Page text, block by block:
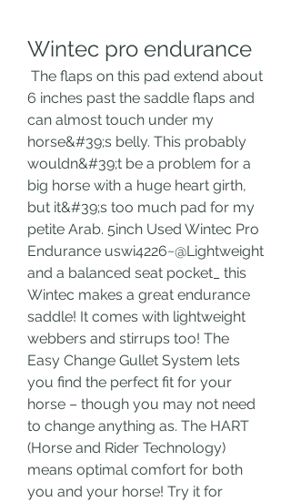
Wintec pro endurance
6 inches past the saddle flaps and
can almost touch under my
horse&#39;s belly. This probably
wouldn&#39;t be a problem for a
big horse with a huge heart girth,
but it&#39;s too much pad for my
petite Arab. 5inch Used Wintec Pro
Endurance uswi4226~@Lightweight
and a balanced seat pocket_ this
Wintec makes a great endurance
saddle! It comes with lightweight
webbers and stirrups too! The
Easy Change Gullet System lets
you find the perfect fit for your
horse – though you may not need
to change anything as. The HART
(Horse and Rider Technology)
means optimal comfort for both
you and your horse! Try it for